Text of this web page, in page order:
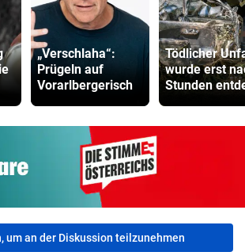
„Verschlaha“:
Prügeln auf
Vorarlbergerisch
Tödlicher
wurde erst
Stunden
um an der Diskussion teilzunehmen